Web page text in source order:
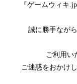
『ゲームウィキ
誠に勝手なが
ご利用い
ご迷惑をおかけ